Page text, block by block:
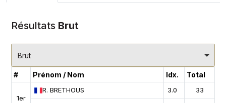
Résultats Brut
Brut
# Prénom / Nom Idx. Total
1er
R. BRETHOUS 3.0
33